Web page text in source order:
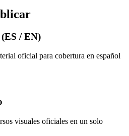
/ EN)
oficial para cobertura en español
visuales oficiales en un solo